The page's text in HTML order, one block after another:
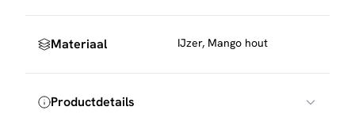
Materiaal IJzer, Mango hout
Productdetails